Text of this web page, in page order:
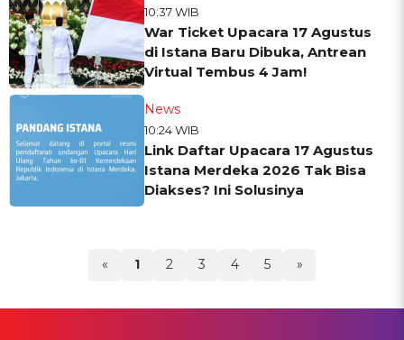
10:37 WIB
War Ticket Upacara 17 Agustus
di Istana Baru Dibuka, Antrean
Virtual Tembus 4 Jam!
News
10:24 WIB
Link Daftar Upacara 17 Agustus
Istana Merdeka 2026 Tak Bisa
Diakses? Ini Solusinya
« 1 2 3 4 5 »